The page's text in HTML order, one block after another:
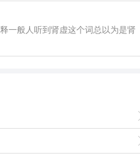
一般人听到肾虚这个词总以为是肾